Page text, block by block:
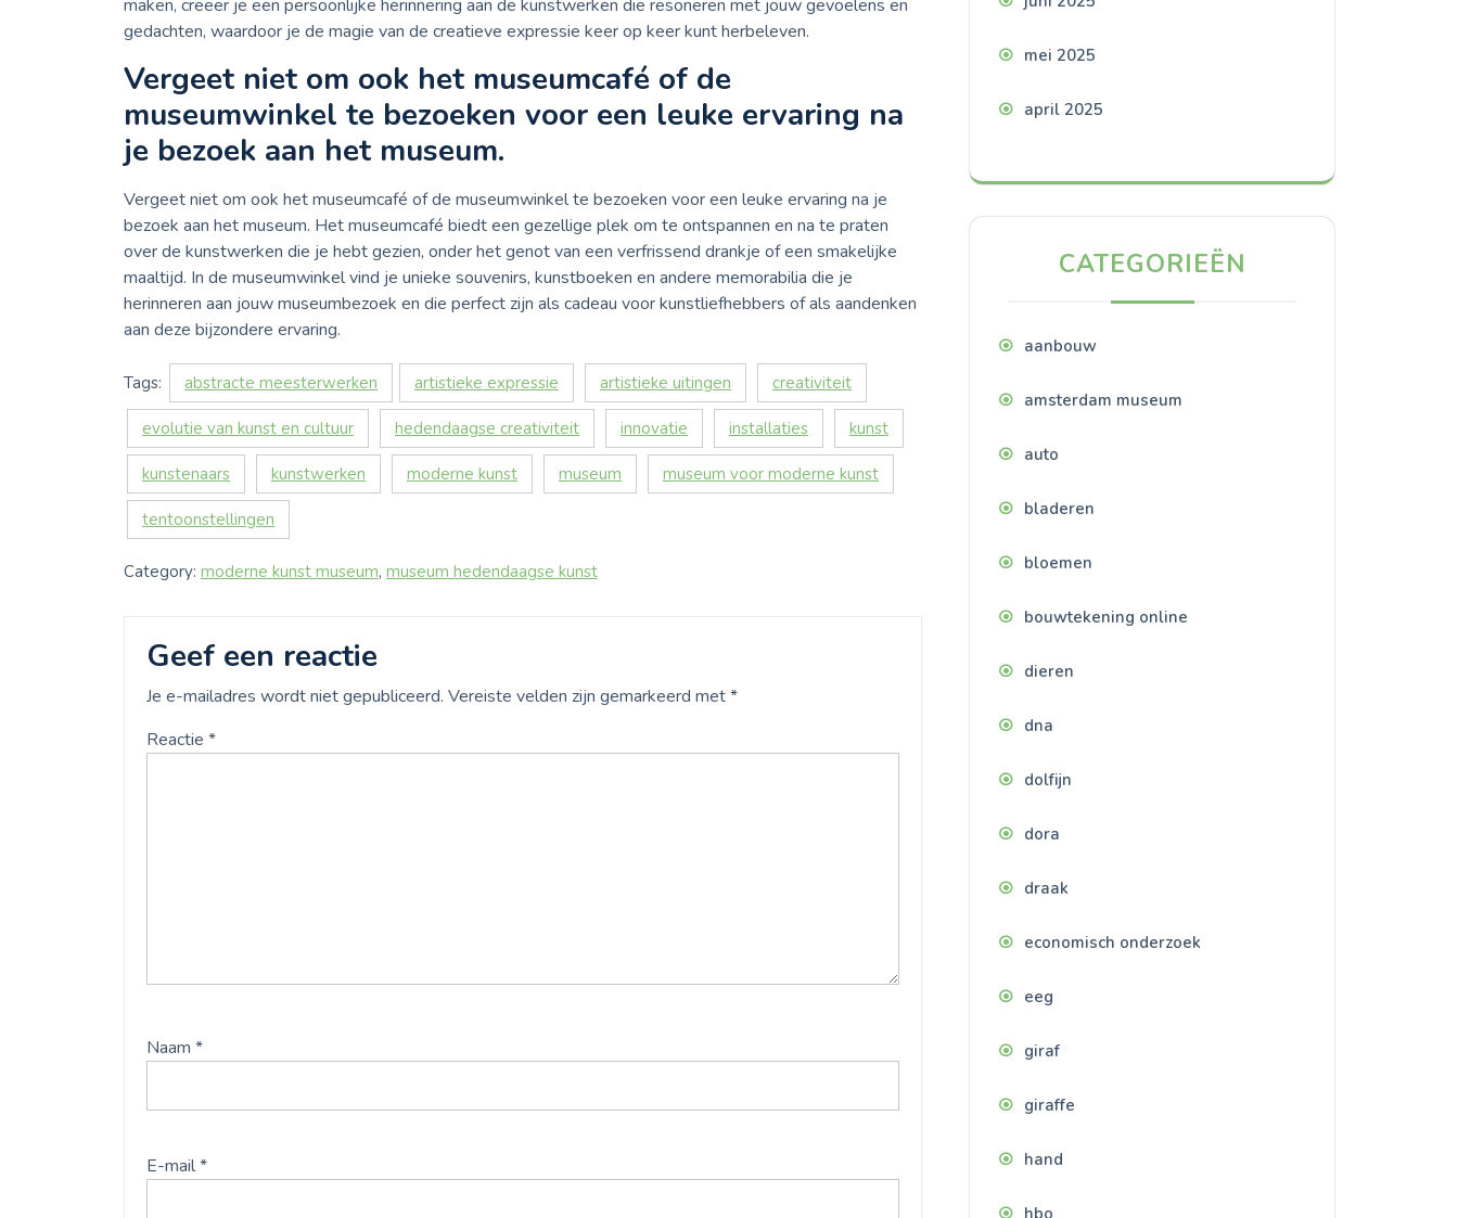
maken, creëer je een persoonlijke herinnering aan de kunstwerken die resoneren met jouw gevoelens en
gedachten, waardoor je de magie van de creatieve expressie keer op keer kunt herbeleven.
Vergeet niet om ook het museumcafé of de
museumwinkel te bezoeken voor een leuke ervaring na
je bezoek aan het museum.
Vergeet niet om ook het museumcafé of de museumwinkel te bezoeken voor een leuke ervaring na je
bezoek aan het museum. Het museumcafé biedt een gezellige plek om te ontspannen en na te praten
over de kunstwerken die je hebt gezien, onder het genot van een verfrissend drankje of een smakelijke
maaltijd. In de museumwinkel vind je unieke souvenirs, kunstboeken en andere memorabilia die je
herinneren aan jouw museumbezoek en die perfect zijn als cadeau voor kunstliefhebbers of als aandenken
aan deze bijzondere ervaring.
Tags: abstracte meesterwerken artistieke expressie artistieke uitingen creativiteit
evolutie van kunst en cultuur hedendaagse creativiteit innovatie installaties kunst
kunstenaars kunstwerken moderne kunst museum museum voor moderne kunst
tentoonstellingen
Category: moderne kunst museum, museum hedendaagse kunst
Geef een reactie
Je e-mailadres wordt niet gepubliceerd. Vereiste velden zijn gemarkeerd met*
Reactie *
Naam *
E-mail*
mei 2025
april 2025
CATEGORIEËN
aanbouw
amsterdam museum
auto
bladeren
bloemen
bouwtekening online
dieren
dna
dolfijn
dora
draak
economisch onderzoek
eeg
giraf
giraffe
hand